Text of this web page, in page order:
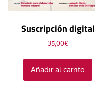
Suscripción digital
35,00€
Añadir al carrito